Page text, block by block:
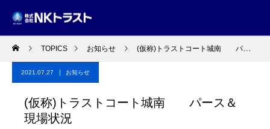
TOPICS お知らせ (仮称)トラストコート城南 パース＆現場状況
2021.07.27 お知らせ
(仮称)トラストコート城南 パース＆
現場状況